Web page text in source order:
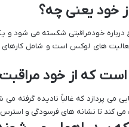
خودمراقبتی شکسته می شود و
های لوکس است و شامل کارهای
پردازد که غالباً نادیده گرفته
کند تا نشانه های فرسودگی و استرس